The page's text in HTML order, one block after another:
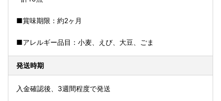
■賞味期限：約2ヶ月
■アレルギー品目：小麦、えび、大豆、ごま
発送時期
入金確認後、3週間程度で発送